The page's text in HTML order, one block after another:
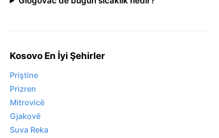
Kosovo En İyi Şehirler
Priştine
Prizren
Mitrovicë
Gjakovë
Suva Reka